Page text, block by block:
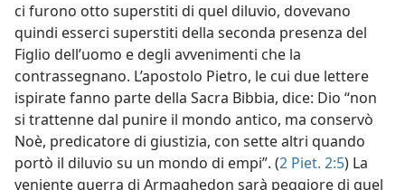
ci furono otto superstiti di quel diluvio, dovevano
quindi esserci superstiti della seconda presenza del
Figlio dell’uomo e degli avvenimenti che la
contrassegnano. L’apostolo Pietro, le cui due lettere
ispirate fanno parte della Sacra Bibbia, dice: Dio “non
si trattenne dal punire il mondo antico, ma conservò
Noè, predicatore di giustizia, con sette altri quando
portò il diluvio su un mondo di empi”. (2 Piet. 2:5) La
veniente guerra di Armaghedon sarà peggiore di quel